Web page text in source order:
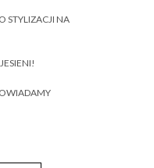
STYLIZACJI NA